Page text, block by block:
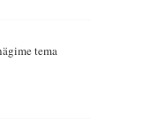
tema